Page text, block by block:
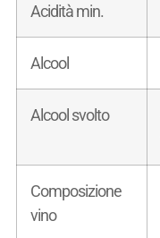
Acidità min.
Alcool
Alcool svolto
Composizione
vino